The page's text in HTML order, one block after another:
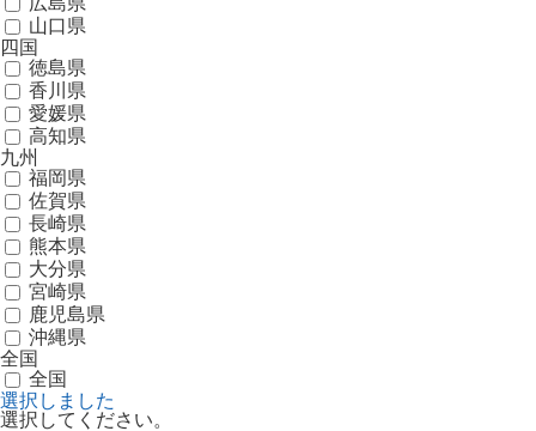
山口県
四国
徳島県
香川県
愛媛県
高知県
九州
福岡県
佐賀県
長崎県
熊本県
大分県
宮崎県
鹿児島県
沖縄県
全国
全国
選択しました
選択してください。